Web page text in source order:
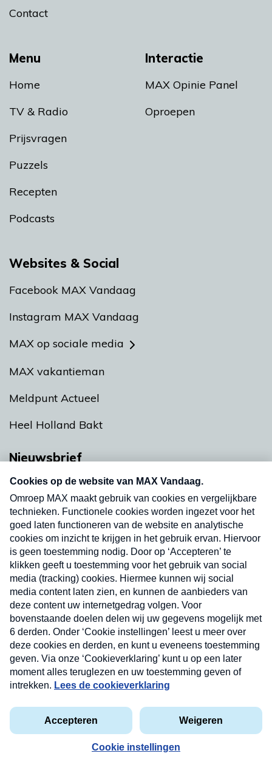
Menu
Home
TV & Radio
Prijsvragen
Puzzels
Recepten
Podcasts
Interactie
MAX Opinie Panel
Oproepen
Contact
Websites & Social
Facebook MAX Vandaag
Instagram MAX Vandaag
MAX op sociale media
MAX vakantieman
Meldpunt Actueel
Heel Holland Bakt
Nieuwsbrief
Neem hier een gratis abonnement op onze
nieuwsbrief. Elke vrijdag- en dinsdagochtend in
uw mailbox.
Verzend
Algemene voorwaarden
Privacyverklaring
Cookieverklaring
Kwetsbaarheid melden
Nieuwsbrief
Neem hier een gratis abonnement op onze
nieuwsbrief. Elke vrijdag- en dinsdagochtend in uw